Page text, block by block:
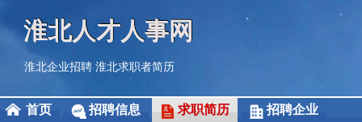
淮北人才人事网
淮北企业招聘 淮北求职者简历
首页 招聘信息 求职简历 招聘企业